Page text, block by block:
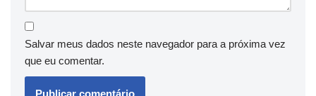
Salvar meus dados neste navegador para a próxima vez
que eu comentar.